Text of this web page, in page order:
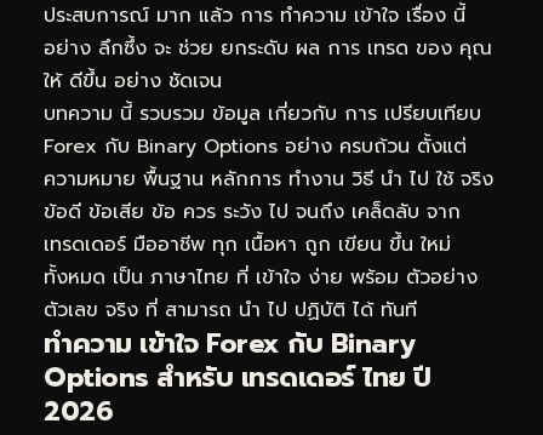
ประสบการณ์ มาก แล้ว การ ทำความ เข้าใจ เรื่อง นี้
อย่าง ลึกซึ้ง จะ ช่วย ยกระดับ ผล การ เทรด ของ คุณ
ให้ ดีขึ้น อย่าง ชัดเจน
บทความ นี้ รวบรวม ข้อมูล เกี่ยวกับ การ เปรียบเทียบ
Forex กับ Binary Options อย่าง ครบถ้วน ตั้งแต่
ความหมาย พื้นฐาน หลักการ ทำงาน วิธี นำ ไป ใช้ จริง
ข้อดี ข้อเสีย ข้อ ควร ระวัง ไป จนถึง เคล็ดลับ จาก
เทรดเดอร์ มืออาชีพ ทุก เนื้อหา ถูก เขียน ขึ้น ใหม่
ทั้งหมด เป็น ภาษาไทย ที่ เข้าใจ ง่าย พร้อม ตัวอย่าง
ตัวเลข จริง ที่ สามารถ นำ ไป ปฏิบัติ ได้ ทันที
ทำความ เข้าใจ Forex กับ Binary
Options สำหรับ เทรดเดอร์ ไทย ปี
2026